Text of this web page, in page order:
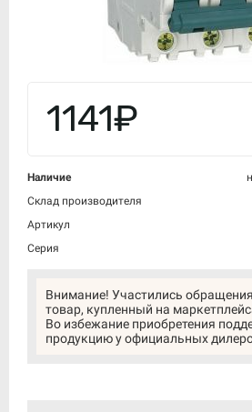
1141₽
Наличие
Склад производителя
Артикул
Серия
Внимание! Участились
товар, купленный на
Во избежание приобретения
продукцию у официальных